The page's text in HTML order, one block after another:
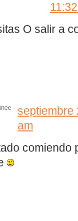
O salir a
- septiembre
am
comiendo